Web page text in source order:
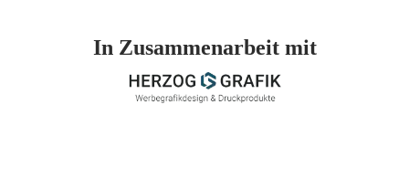
In Zusammenarbeit mit